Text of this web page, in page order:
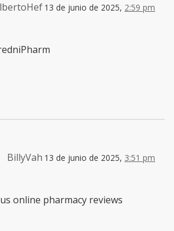
13 de junio de 2025, 2:59 pm
BillyVah 13 de junio de 2025, 3:51 pm
online pharmacy reviews